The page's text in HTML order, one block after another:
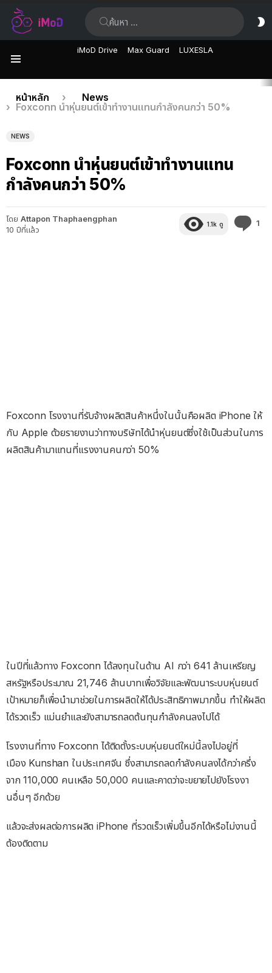
iMoD Drive Max Guard LUXESLA
เรื่อง
ล่าสุด
คุณอยู่ที่นี่:
หน้าหลัก
News
Foxconn นำหุ่นยนต์เข้าทำงานแทนกำลังคนกว่า 50%
NEWS
Foxconn นำหุ่นยนต์เข้าทำงานแทน
กำลังคนกว่า 50%
โดย Attapon Thaphaengphan
10 ปีที่แล้ว
1.1k ดู 1
Foxconn โรงงานที่รับจ้างผลิตสินค้าหนึ่งในนั้นคือผลิต iPhone ให้
กับ Apple ด้วยรายงานว่าทางบริษัทได้นำหุ่นยนต์ซึ่งใช้เป็นส่วนในการ
ผลิตสินค้ามาแทนที่แรงงานคนกว่า 50%
ในปีที่แล้วทาง Foxconn ได้ลงทุนในด้าน AI กว่า 641 ล้านเหรียญ
สหรัฐหรือประมาณ 21,746 ล้านบาทเพื่อวิจัยและพัฒนาระบบหุ่นยนต์
เป้าหมายก็เพื่อนำมาช่วยในการผลิตให้ได้ประสิทธิภาพมากขึ้น ทำให้ผลิต
ได้รวดเร็ว แม่นยำและยังสามารถลดต้นทุนกำลังคนลงไปได้
โรงงานที่ทาง Foxconn ได้ติดตั้งระบบหุ่นยนต์ใหม่นี้ลงไปอยู่ที่
เมือง Kunshan ในประเทศจีน ซึ่งสามารถลดกำลังคนลงได้กว่าครึ่ง
จาก 110,000 คนเหลือ 50,000 คนและคาดว่าจะขยายไปยังโรงงา
นอื่นๆ อีกด้วย
แล้วจะส่งผลต่อการผลิต iPhone ที่รวดเร็วเพิ่มขึ้นอีกได้หรือไม่งานนี้
ต้องติดตาม